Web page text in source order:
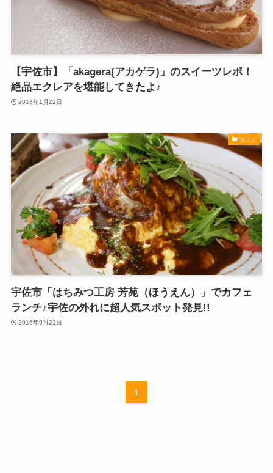
【宇佐市】「akagera(アカゲラ)」のスイーツレポ！
絶品エクレアを堪能してきたよ♪
2018年1月22日
カフェ
宇佐市「はちみつ工房 芳苑（ほうえん）」でカフェ
ランチ♪宇佐の外れに超人気スポット発見!!
2016年9月21日
1